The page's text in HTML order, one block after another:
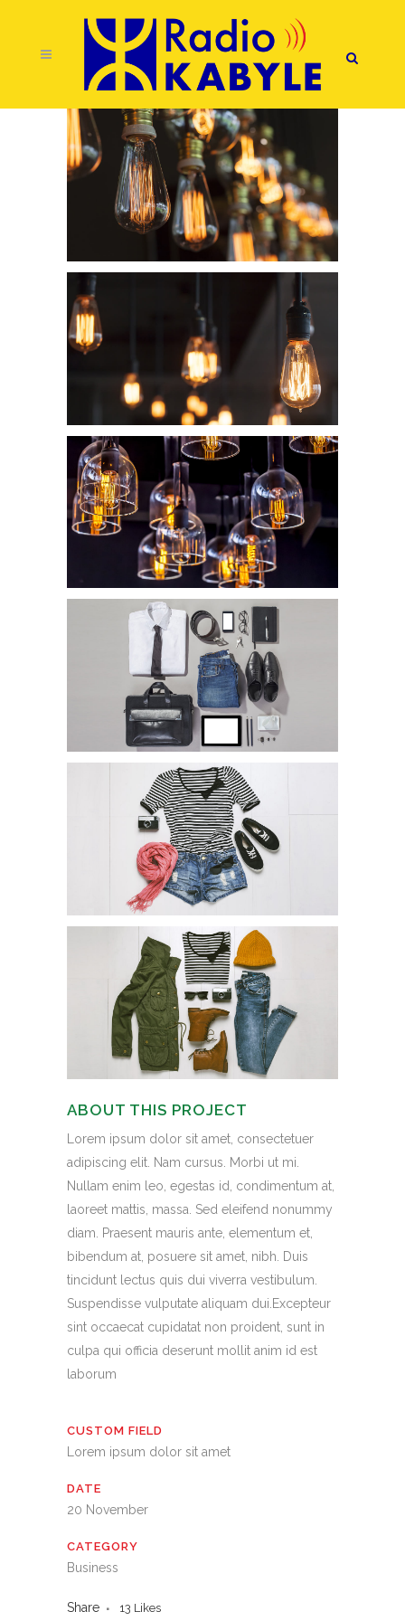
ABOUT THIS PROJECT
Lorem ipsum dolor sit amet, consectetuer
adipiscing elit. Nam cursus. Morbi ut mi.
Nullam enim leo, egestas id, condimentum at,
laoreet mattis, massa. Sed eleifend nonummy
diam. Praesent mauris ante, elementum et,
bibendum at, posuere sit amet, nibh. Duis
tincidunt lectus quis dui viverra vestibulum.
Suspendisse vulputate aliquam dui.Excepteur
sint occaecat cupidatat non proident, sunt in
culpa qui officia deserunt mollit anim id est
laborum
CUSTOM FIELD
Lorem ipsum dolor sit amet
DATE
20 November
CATEGORY
Business
Share 13 Likes